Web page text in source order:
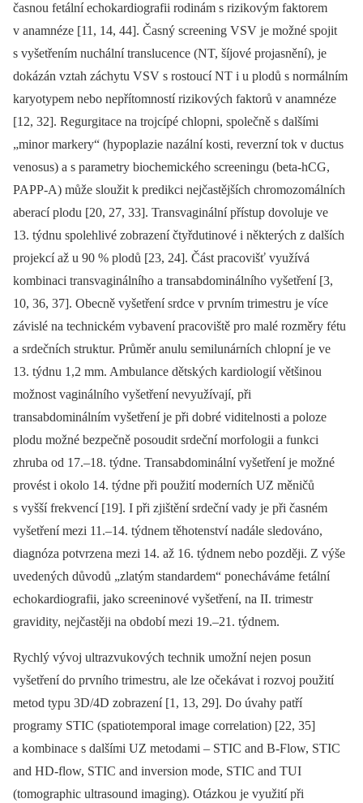
časnou fetální echokardiografii rodinám s rizikovým faktorem
v anamnéze [11, 14, 44]. Časný screening VSV je možné spojit
s vyšetřením nuchální translucence (NT, šíjové projasnění), je
dokázán vztah záchytu VSV s rostoucí NT i u plodů s normálním
karyotypem nebo nepřítomností rizikových faktorů v anamnéze
[12, 32]. Regurgitace na trojcípé chlopni, společně s dalšími
„minor markery“ (hypoplazie nazální kosti, reverzní tok v ductus
venosus) a s parametry biochemického screeningu (beta-hCG,
PAPP-A) může sloužit k predikci nejčastějších chromozomálních
aberací plodu [20, 27, 33]. Transvaginální přístup dovoluje ve
13. týdnu spolehlivé zobrazení čtyřdutinové i některých z dalších
projekcí až u 90 % plodů [23, 24]. Část pracovišť využívá
kombinaci transvaginálního a transabdominálního vyšetření [3,
10, 36, 37]. Obecně vyšetření srdce v prvním trimestru je více
závislé na technickém vybavení pracoviště pro malé rozměry fétu
a srdečních struktur. Průměr anulu semilunárních chlopní je ve
13. týdnu 1,2 mm. Ambulance dětských kardiologií většinou
možnost vaginálního vyšetření nevyužívají, při
transabdominálním vyšetření je při dobré viditelnosti a poloze
plodu možné bezpečně posoudit srdeční morfologii a funkci
zhruba od 17.–18. týdne. Transabdominální vyšetření je možné
provést i okolo 14. týdne při použití moderních UZ měničů
s vyšší frekvencí [19]. I při zjištění srdeční vady je při časném
vyšetření mezi 11.–14. týdnem těhotenství nadále sledováno,
diagnóza potvrzena mezi 14. až 16. týdnem nebo později. Z výše
uvedených důvodů „zlatým standardem“ ponecháváme fetální
echokardiografii, jako screeninové vyšetření, na II. trimestr
gravidity, nejčastěji na období mezi 19.–21. týdnem.
Rychlý vývoj ultrazvukových technik umožní nejen posun
vyšetření do prvního trimestru, ale lze očekávat i rozvoj použití
metod typu 3D/4D zobrazení [1, 13, 29]. Do úvahy patří
programy STIC (spatiotemporal image correlation) [22, 35]
a kombinace s dalšími UZ metodami –⁠ STIC and B-Flow, STIC
and HD-flow, STIC and inversion mode, STIC and TUI
(tomographic ultrasound imaging). Otázkou je využití při